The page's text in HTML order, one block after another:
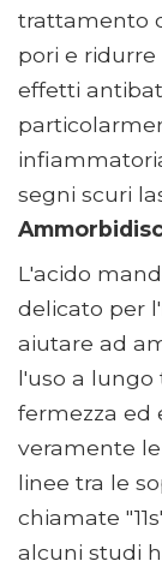
trattamento
pori e
effetti
segni scuri
L'acido
delicato per
aiutare ad
l'uso a
fermezza ed
veramente
linee tra le
chiamate
alcuni studi